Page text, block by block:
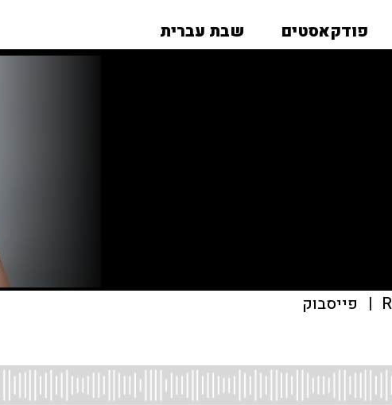
פודקאסטים שבת עברית
| פייסבוק